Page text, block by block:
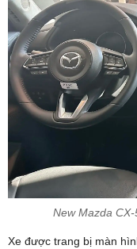
New Mazda
Xe được trang bị màn